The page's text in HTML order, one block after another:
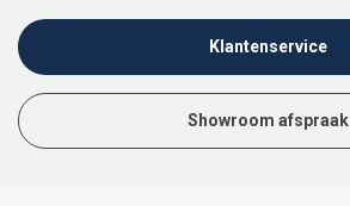
Klantenservice
Showroom afspraak